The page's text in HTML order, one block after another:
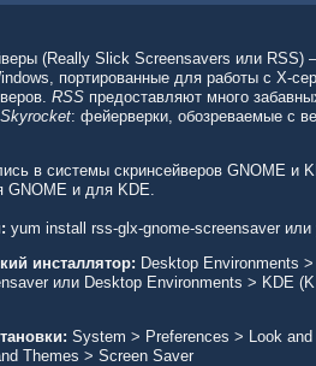
(Really Slick Screensavers или RSS)
портированные для работы с X-
RSS предоставляют много
Skyrocket: фейерверки, обозреваемые с
в системы скринсейверов GNOME и
GNOME и для KDE.
yum install rss-glx-gnome-screensaver
инсталлятор: Desktop Environments
или Desktop Environments > KDE
System > Preferences > Look
Themes > Screen Saver